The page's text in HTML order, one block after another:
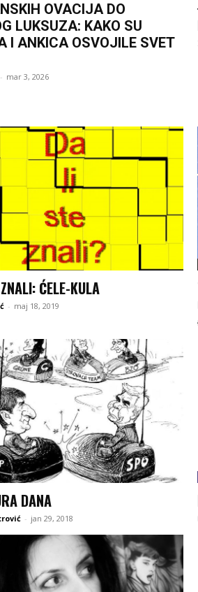
OVACIJA DO
LUKSUZA: KAKO SU
I ANKICA OSVOJILE SVET
- mar 3, 2026
ĆELE-KULA
- maj 18, 2019
DANA
- jan 29, 2018